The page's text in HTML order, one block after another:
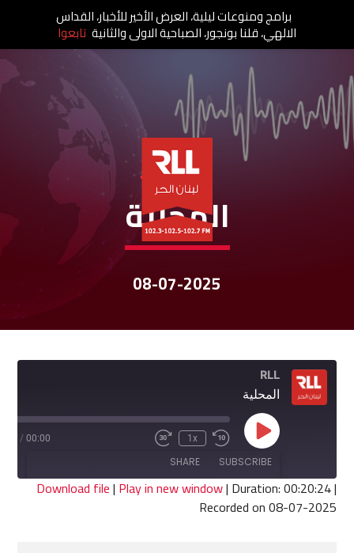
نشرات الأخبار
المحلية
08-07-2025
RLL
المحلية
Play
Episode
Rewind
10
Seconds
1x
Fast
seconds
00:00
/
SUBSCRIBE
SHARE
SHARE
Download file| Play in new window| Duration: 00:20:24|
Recorded on 08-07-2025
برامج ومنوعات ليلية، العرض الأخير للأخبار، القداس
الالهي، قلنا بونجور، الصباحية الاولى والثانية تابعوا